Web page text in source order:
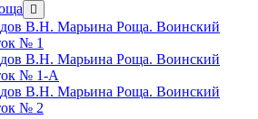
открыть
меню
В.Н. Марьина Роща. Воинский
№ 1
В.Н. Марьина Роща. Воинский
№ 1-А
В.Н. Марьина Роща. Воинский
№ 2